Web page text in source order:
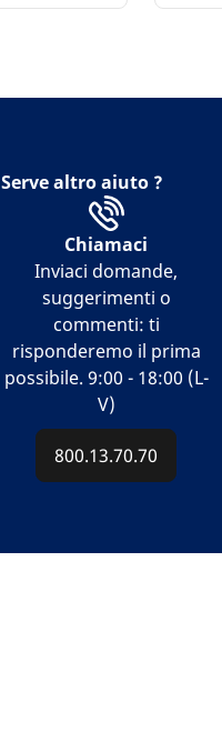
Serve altro aiuto ?
Chiamaci
Inviaci domande,
suggerimenti o
commenti: ti
risponderemo il prima
possibile. 9:00 - 18:00 (L-
V)
800.13.70.70